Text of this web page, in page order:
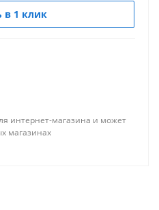
в 1 клик
интернет-магазина и может
магазинах